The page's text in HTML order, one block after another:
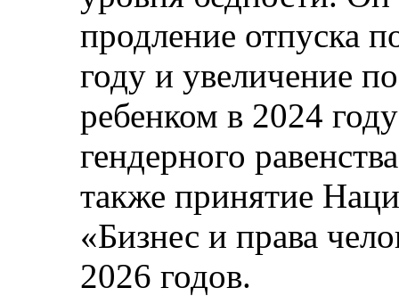
продление отпуска
году и увеличение
ребенком в 2024
гендерного
также принятие
«Бизнес и права
2026 годов.